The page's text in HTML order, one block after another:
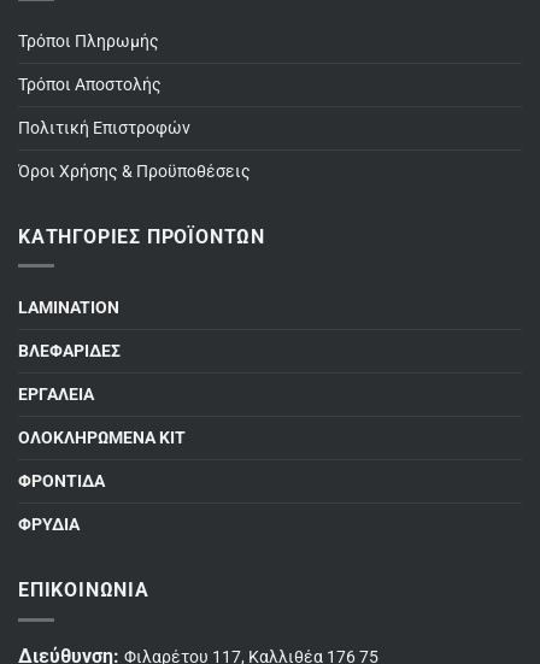
Τρόποι Πληρωμής
Τρόποι Αποστολής
Πολιτική Επιστροφών
Όροι Χρήσης & Προϋποθέσεις
ΚΑΤΗΓΟΡΊΕΣ ΠΡΟΪΌΝΤΩΝ
LAMINATION
ΒΛΕΦΑΡΙΔΕΣ
ΕΡΓΑΛΕΙΑ
ΟΛΟΚΛΗΡΩΜΕΝΑ ΚΙΤ
ΦΡΟΝΤΙΔΑ
ΦΡΥΔΙΑ
ΕΠΙΚΟΙΝΩΝΊΑ
Διεύθυνση: Φιλαρέτου 117, Καλλιθέα 176 75